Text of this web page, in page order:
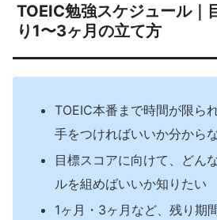
TOEIC勉強スケジュール｜
り1〜3ヶ月の立て方
TOEIC本番まで時間が限ら
手をつければいいか分から
目標スコアに向けて、どん
ルを組めばいいか知りたい
1ヶ月・3ヶ月など、残り期